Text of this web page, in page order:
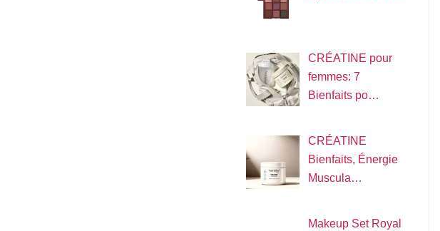
CRÉATINE pour
femmes: 7
Bienfaits po…
CRÉATINE
Bienfaits, Énergie
Muscula…
Makeup Set Royal